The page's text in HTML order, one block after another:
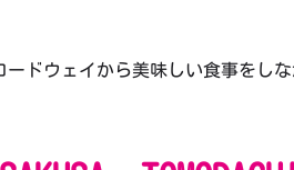
ードウェイから美味しい食事を